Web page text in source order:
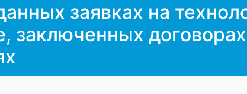
заявках на
заключенных